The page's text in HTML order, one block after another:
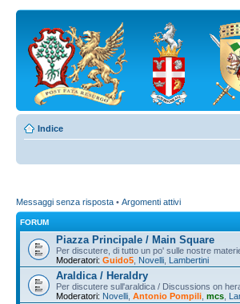
Indice
Messaggi senza risposta • Argomenti attivi
FORUM
Piazza Principale / Main Square
Per discutere, di tutto un po' sulle nostre
Moderatori: Guido5 Novelli Lambertini
Araldica / Heraldry
Per discutere sull'araldica / Discussions on
Moderatori: Novelli Antonio Pompili mcs